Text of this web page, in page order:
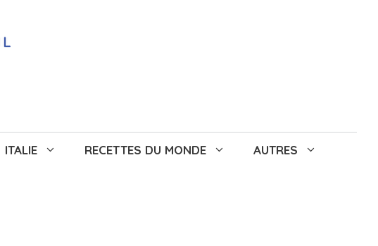
ITALIE RECETTES DU MONDE AUTRES